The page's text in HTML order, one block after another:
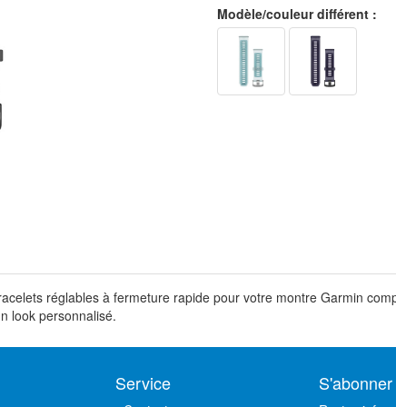
Modèle/couleur différent :
réglables à fermeture rapide pour votre montre Garmin
look personnalisé.
Service S'abonner